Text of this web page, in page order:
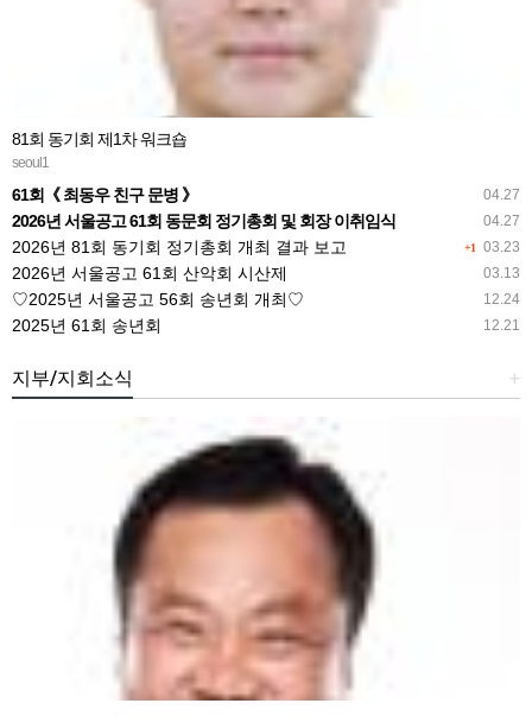
81회 동기회 제1차 워크숍
seoul1
04.27
61회《 최동우 친구 문병 》
04.27
2026년 서울공고 61회 동문회 정기총회 및 회장 이취임식
+1 03.23
2026년 81회 동기회 정기총회 개최 결과 보고
03.13
2026년 서울공고 61회 산악회 시산제
12.24
♡2025년 서울공고 56회 송년회 개최♡
12.21
2025년 61회 송년회
+
지부/지회소식